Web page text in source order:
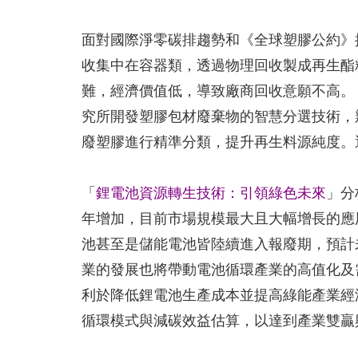
面對國際淨零碳排趨勢和《全球塑膠公約
收集中在容器類，透過物理回收製成再生
難，經濟價值低，導致廠商回收意願不高。
究所開發塑膠包材廢棄物的智慧分選技術
廢塑膠進行精準分類，提升再生料源純度
「鋰電池資源轉生技術：引領綠色未來 」
年增加，目前市場規模最大且大幅增長的
池甚至是儲能電池皆陸續進入報廢期，預
業的發展也將帶動電池循環產業的高值化
利於降低鋰電池生產成本並提高綠能產業
循環模式與減碳效益估算，以達到產業雙贏